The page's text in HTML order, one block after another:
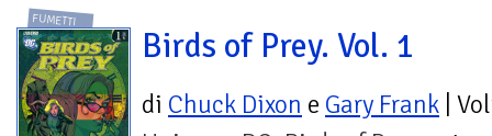
FUMETTI
Birds of Prey. Vol. 1
di Chuck Dixon e Gary Frank |